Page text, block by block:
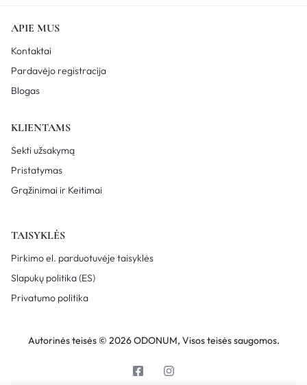
APIE MUS
Kontaktai
Pardavėjo registracija
Blogas
KLIENTAMS
Sekti užsakymą
Pristatymas
Grąžinimai ir Keitimai
TAISYKLĖS
Pirkimo el. parduotuvėje taisyklės
Slapukų politika (ES)
Privatumo politika
Autorinės teisės © 2026 ODONUM, Visos teisės saugomos.